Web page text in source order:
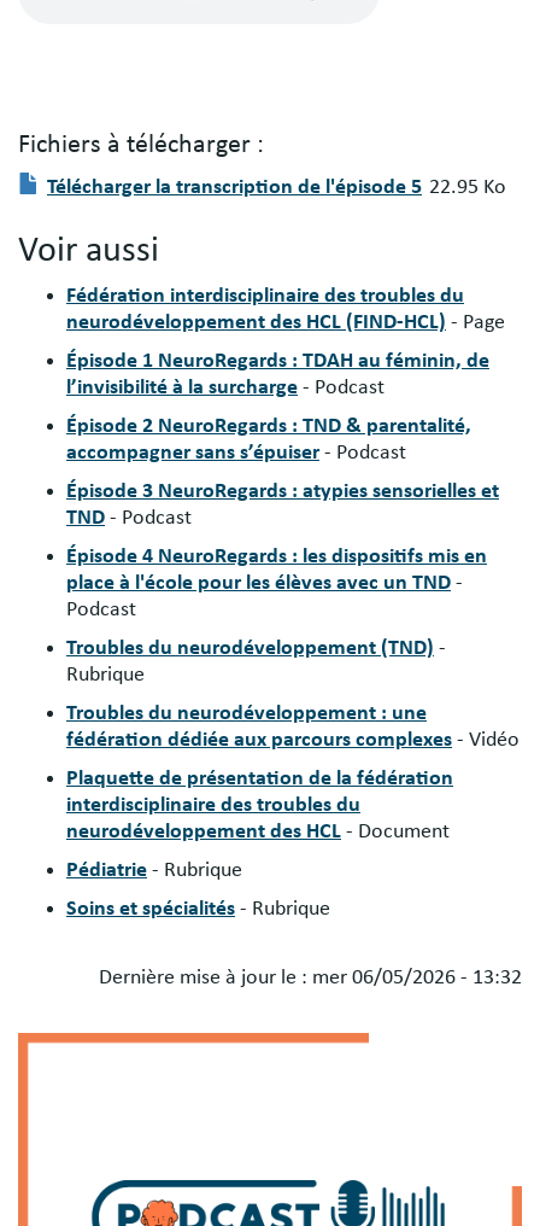
Fichiers à télécharger :
Fichier(s)
télécharger
Document
Télécharger la transcription de l'épisode 5 22.95 Ko
Voir aussi
Fédération interdisciplinaire des troubles du
neurodéveloppement des HCL (FIND-HCL) - Page
Épisode 1 NeuroRegards : TDAH au féminin, de
l’invisibilité à la surcharge - Podcast
Épisode 2 NeuroRegards : TND & parentalité,
accompagner sans s’épuiser - Podcast
Épisode 3 NeuroRegards : atypies sensorielles et
TND - Podcast
Épisode 4 NeuroRegards : les dispositifs mis en
place à l'école pour les élèves avec un TND -
Podcast
Troubles du neurodéveloppement (TND) -
Rubrique
Troubles du neurodéveloppement : une
fédération dédiée aux parcours complexes - Vidéo
Plaquette de présentation de la fédération
interdisciplinaire des troubles du
neurodéveloppement des HCL - Document
Pédiatrie - Rubrique
Soins et spécialités - Rubrique
Dernière mise à jour le : mer 06/05/2026 - 13:32
Blocs
Image